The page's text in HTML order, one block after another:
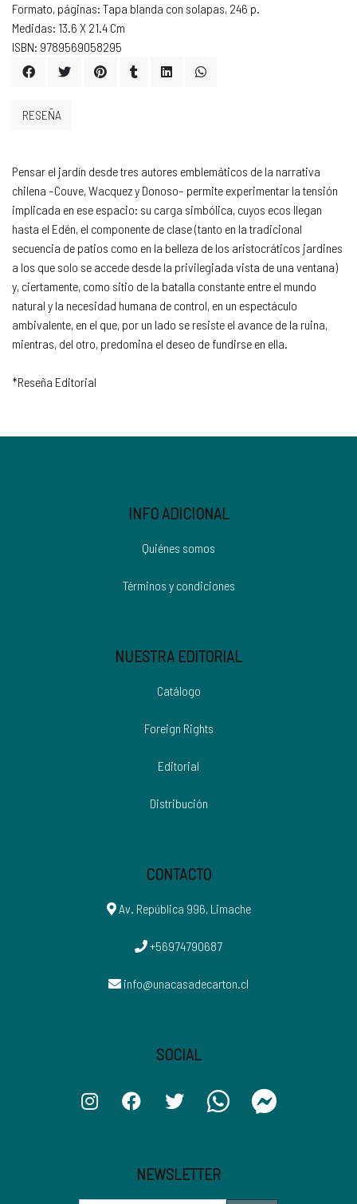
Formato, páginas: Tapa blanda con solapas, 246 p.
Medidas: 13.6 X 21.4 Cm
ISBN: 9789569058295
Pensar el jardín desde tres autores emblemáticos de la narrativa
chilena –Couve, Wacquez y Donoso– permite experimentar la tensión
implicada en ese espacio: su carga simbólica, cuyos ecos llegan
hasta el Edén, el componente de clase (tanto en la tradicional
secuencia de patios como en la belleza de los aristocráticos jardines
a los que solo se accede desde la privilegiada vista de una ventana)
y, ciertamente, como sitio de la batalla constante entre el mundo
natural y la necesidad humana de control, en un espectáculo
ambivalente, en el que, por un lado se resiste el avance de la ruina,
mientras, del otro, predomina el deseo de fundirse en ella.
*Reseña Editorial
RESEÑA
INFO ADICIONAL
Quiénes somos
Términos y condiciones
NUESTRA EDITORIAL
Catálogo
Foreign Rights
Editorial
Distribución
CONTACTO
Av. República 996, Limache
+56974790687
info@unacasadecarton.cl
SOCIAL
NEWSLETTER